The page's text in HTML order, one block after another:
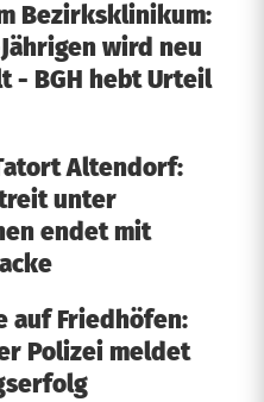
Bezirksklinikum:
wird neu
- BGH hebt Urteil
Altendorf:
unter
endet mit
auf Friedhöfen:
Polizei meldet